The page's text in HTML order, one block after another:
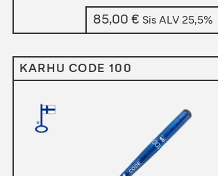
85,00 € Sis ALV 25,5%
KARHU CODE 100